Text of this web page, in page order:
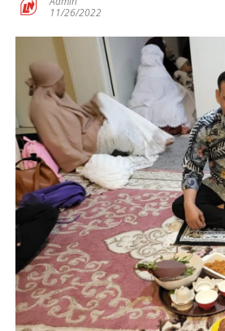
11/26/2022